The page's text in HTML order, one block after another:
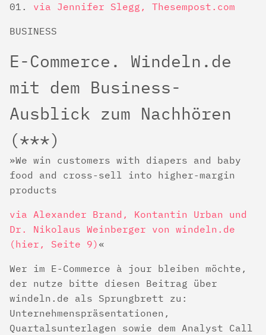
via Jennifer Slegg, Thesempost.com
BUSINESS
E-Commerce. Windeln.de
mit dem Business-
Ausblick zum Nachhören
(***)
We win customers with diapers and baby
food and cross-sell into higher-margin
products
via Alexander Brand, Kontantin Urban und
Dr. Nikolaus Weinberger von windeln.de
(hier, Seite 9)
Wer im E-Commerce à jour bleiben möchte,
der nutze bitte diesen Beitrag über
windeln.de als Sprungbrett zu:
Unternehmenspräsentationen,
Quartalsunterlagen sowie dem Analyst Call